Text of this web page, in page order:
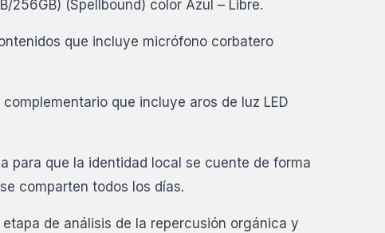
256GB) (Spellbound) color Azul – Libre.
que incluye micrófono corbatero
que incluye aros de luz LED
para que la identidad local se cuente de forma
comparten todos los días.
de análisis de la repercusión orgánica y